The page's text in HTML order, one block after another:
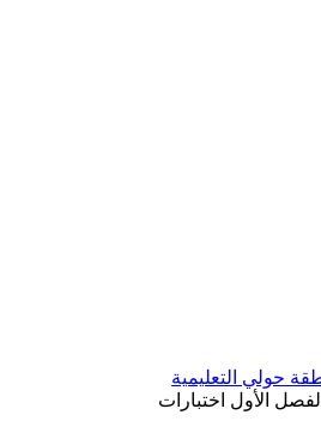
الفصل الأول اختبارات